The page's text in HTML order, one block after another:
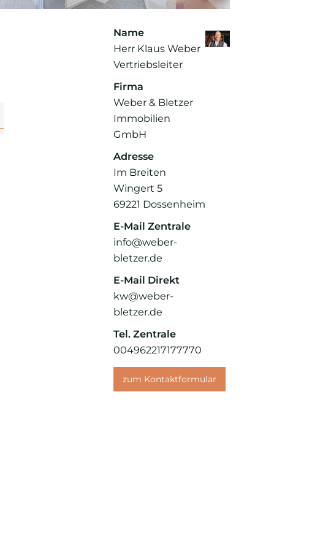
Name
Herr Klaus Weber
Vertriebsleiter
Firma
Weber & Bletzer
Immobilien
GmbH
Adresse
Im Breiten
Wingert 5
69221 Dossenheim
E-Mail Zentrale
info@weber-
bletzer.de
E-Mail Direkt
kw@weber-
bletzer.de
Tel. Zentrale
004962217177770
zum Kontaktformular